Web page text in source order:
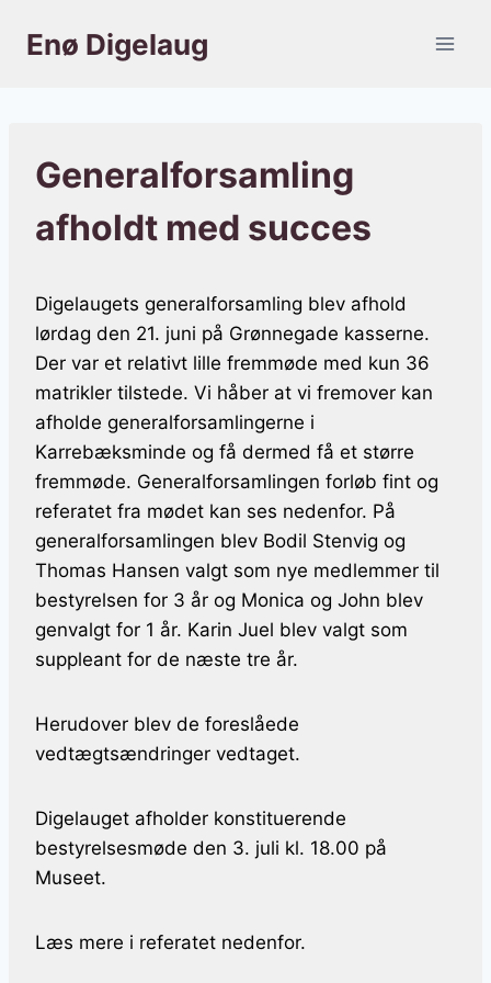
Enø Digelaug
Generalforsamling
afholdt med succes
Digelaugets generalforsamling blev afhold
lørdag den 21. juni på Grønnegade kasserne.
Der var et relativt lille fremmøde med kun 36
matrikler tilstede. Vi håber at vi fremover kan
afholde generalforsamlingerne i
Karrebæksminde og få dermed få et større
fremmøde. Generalforsamlingen forløb fint og
referatet fra mødet kan ses nedenfor. På
generalforsamlingen blev Bodil Stenvig og
Thomas Hansen valgt som nye medlemmer til
bestyrelsen for 3 år og Monica og John blev
genvalgt for 1 år. Karin Juel blev valgt som
suppleant for de næste tre år.
Herudover blev de foreslåede
vedtægtsændringer vedtaget.
Digelauget afholder konstituerende
bestyrelsesmøde den 3. juli kl. 18.00 på
Museet.
Læs mere i referatet nedenfor.